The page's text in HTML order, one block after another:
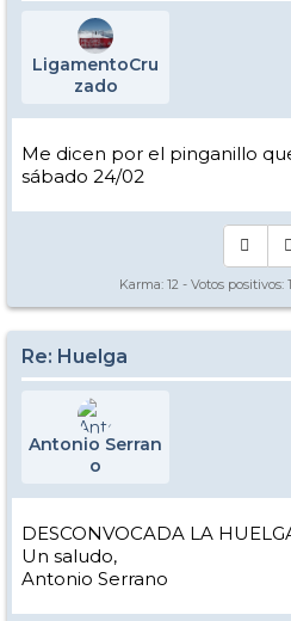
LigamentoCru
zado
Me dicen por el pinganillo
sábado 24/02
Karma: 12 - Votos positivos: 1
Re: Huelga
Antonio Serran
o
DESCONVOCADA LA
Un saludo,
Antonio Serrano